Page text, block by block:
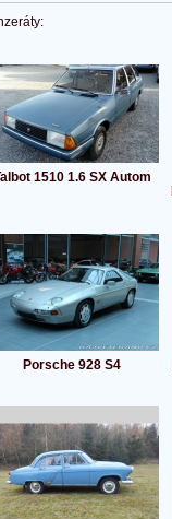
1510 1.6 SX Autom
Porsche 928 S4